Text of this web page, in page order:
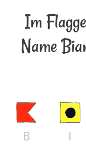
Im
Name
B I